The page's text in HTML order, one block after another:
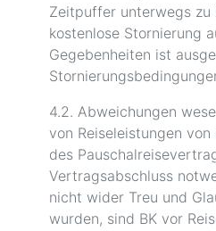
Zeitpuffer unterwegs zu
kostenlose Stornierung
Gegebenheiten ist
4.2. Abweichungen
von Reiseleistungen
des
Vertragsabschluss
nicht wider Treu und
wurden, sind BK vor